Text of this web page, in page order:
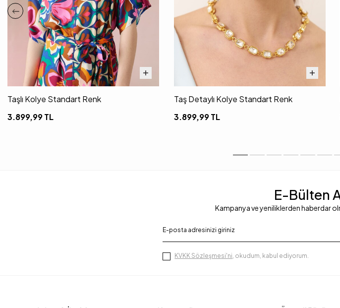
Taşlı Kolye Standart Renk
3.899,99TL
Taş Detaylı Kolye Standart Renk
3.899,99TL
E-Bülten
Kampanya ve yeniliklerden haberdar
KVKK Sözleşmesi'ni, okudum, kabul ediyorum.